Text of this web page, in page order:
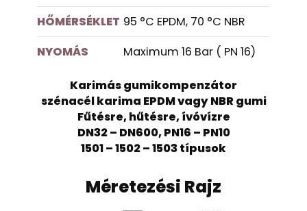
HŐMÉRSÉKLET 95 °C EPDM, 70 °C NBR
NYOMÁS
Maximum 16 Bar ( PN 16)
Karimás gumikompenzátor
szénacél karima EPDM vagy NBR gumi
Fűtésre, hűtésre, ívóvízre
DN32 – DN600, PN16 – PN10
1501 – 1502 – 1503 típusok
Méretezési Rajz